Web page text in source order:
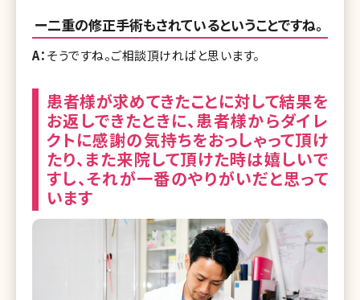
ー二重の修正手術もされているということですね。
A：そうですね。ご相談頂ければと思います。
患者様が求めてきたことに対して結果を
お返しできたときに、患者様からダイレ
クトに感謝の気持ちをおっしゃって頂け
たり、また来院して頂けた時は嬉しいで
すし、それが一番のやりがいだと思って
います